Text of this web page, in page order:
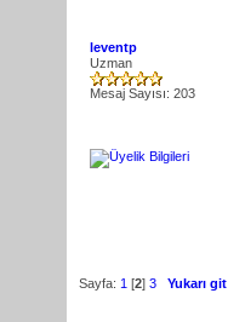
leventp
Uzman
Mesaj Sayısı: 203
Sayfa: 1 [2] 3 Yukarı git